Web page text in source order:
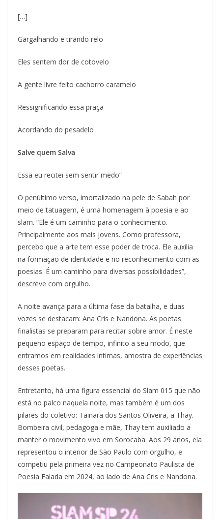
[…]
Gargalhando e tirando relo
Eles sentem dor de cotovelo
A gente livre feito cachorro caramelo
Ressignificando essa praça
Acordando do pesadelo
Salve quem Salva
Essa eu recitei sem sentir medo”
O penúltimo verso, imortalizado na pele de Sabah por
meio de tatuagem, é uma homenagem à poesia e ao
slam. “Ele é um caminho para o conhecimento.
Principalmente aos mais jovens. Como professora,
percebo que a arte tem esse poder de troca. Ele auxilia
na formação de identidade e no reconhecimento com as
poesias. É um caminho para diversas possibilidades”,
descreve com orgulho.
A noite avança para a última fase da batalha, e duas
vozes se destacam: Ana Cris e Nandona. As poetas
finalistas se preparam para recitar sobre amor. É neste
pequeno espaço de tempo, infinito a seu modo, que
entramos em realidades íntimas, amostra de experiências
desses poetas.
Entretanto, há uma figura essencial do Slam 015 que não
está no palco naquela noite, mas também é um dos
pilares do coletivo: Tainara dos Santos Oliveira, a Thay.
Bombeira civil, pedagoga e mãe, Thay tem auxiliado a
manter o movimento vivo em Sorocaba. Aos 29 anos, ela
representou o interior de São Paulo com orgulho, e
competiu pela primeira vez no Campeonato Paulista de
Poesia Falada em 2024, ao lado de Ana Cris e Nandona.